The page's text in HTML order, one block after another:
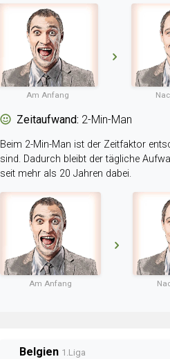
Am Anfang
Zeitaufwand: 2-Min-Man
Beim 2-Min-Man ist der Zeitfaktor
sind. Dadurch bleibt der tägliche
seit mehr als 20 Jahren dabei.
Am Anfang
Belgien 1.Liga